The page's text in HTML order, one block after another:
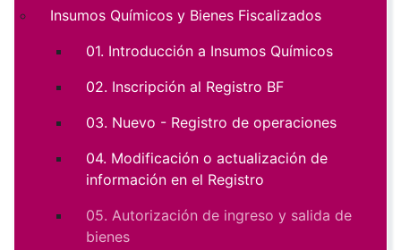
Insumos Químicos y Bienes Fiscalizados
01. Introducción a Insumos Químicos
02. Inscripción al Registro BF
03. Nuevo - Registro de operaciones
04. Modificación o actualización de
información en el Registro
05. Autorización de ingreso y salida de
bienes